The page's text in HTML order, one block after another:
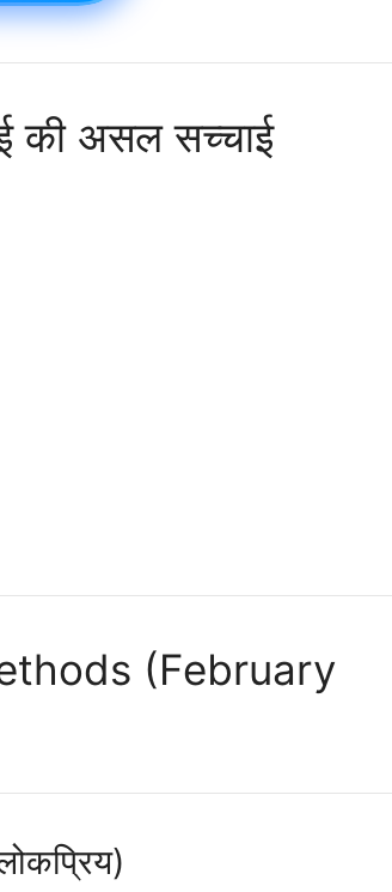
की असल सच्चाई
(February